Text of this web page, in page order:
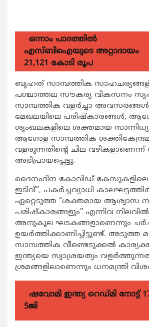
ഒന്നാം പാദത്തിൽ
എസ്ബിഐയുടെ അറ്റാദായം
21,121 കോടി രൂപ
ബൃഹത് സാമ്പത്തിക
പശ്ചാത്തല സൗകര്യ വികസനം
സാമ്പത്തിക വളര്‍ച്ചാ
മേഖലയിലെ പരിഷ്കാരങ്ങള്‍,
ശൃംഖലകളിലെ ശക്തമായ
ആഗോള സാമ്പത്തിക
വളരുന്നതിന്‍റെ ചില വഴികളാണെന്ന്
അഭിപ്രായപ്പെട്ടു.
ദൈനംദിന കോവിഡ് കേസുകളിലെ
ഇടിവ്”, പകര്‍ച്ചവ്യാധി
ഏറ്റെടുത്ത “ശക്തമായ ആശ്വാസ
പരിഷ്കാരങ്ങളും” എന്നിവ
അനുകൂല ഘടകങ്ങളാണെന്നും
ഉയര്‍ത്തിക്കാണിച്ചിട്ടുണ്ട്. അടുത്ത
സാമ്പത്തിക വീണ്ടെടുക്കല്‍
ഇന്ത്യയെ സ്വാശ്രയത്വം
ശ്രമങ്ങളിലാണെന്നും ധനമന്ത്രി
ഷവോമി ഇന്ത്യ റെഡ്മി നോട്ട്
5ജി